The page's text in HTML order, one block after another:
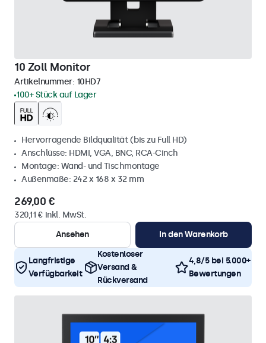
10 Zoll Monitor
Artikelnummer: 10HD7
100+ Stück auf Lager
Hervorragende Bildqualität (bis zu Full HD)
Anschlüsse: HDMI, VGA, BNC, RCA-Cinch
Montage: Wand- und Tischmontage
Außenmaße: 242 x 168 x 32 mm
269,00 €
320,11 € inkl. MwSt.
Ansehen
In den Warenkorb
Langfristige
Verfügbarkeit
Kostenloser
Versand &
Rückversand
4,8/5 bei 5.000+
Bewertungen